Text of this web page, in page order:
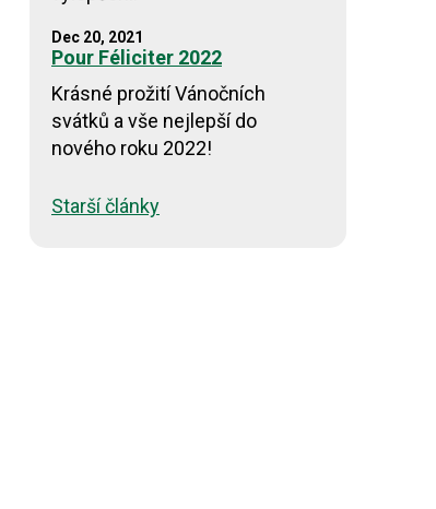
Dec 20, 2021
Pour Féliciter 2022
Krásné prožití Vánočních
svátků a vše nejlepší do
nového roku 2022!
Starší články